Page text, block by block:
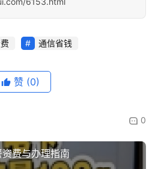
通信省钱
赞 (0)
0
费与办理指南